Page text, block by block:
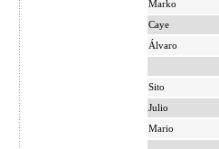
Marko
Caye
Álvaro
Sito
Julio
Mario